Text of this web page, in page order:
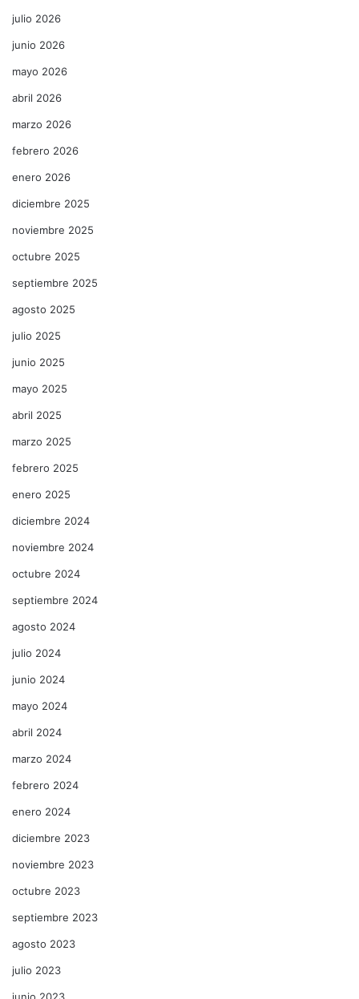
julio 2026
junio 2026
mayo 2026
abril 2026
marzo 2026
febrero 2026
enero 2026
diciembre 2025
noviembre 2025
octubre 2025
septiembre 2025
agosto 2025
julio 2025
junio 2025
mayo 2025
abril 2025
marzo 2025
febrero 2025
enero 2025
diciembre 2024
noviembre 2024
octubre 2024
septiembre 2024
agosto 2024
julio 2024
junio 2024
mayo 2024
abril 2024
marzo 2024
febrero 2024
enero 2024
diciembre 2023
noviembre 2023
octubre 2023
septiembre 2023
agosto 2023
julio 2023